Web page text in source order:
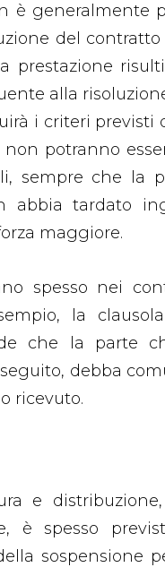
è generalmente
del
prestazione
alla
i criteri previsti
potranno
sempre che la
tardato
maggiore.
spesso nei
la
che la parte
debba
ricevuto.
e
è spesso
sospensione